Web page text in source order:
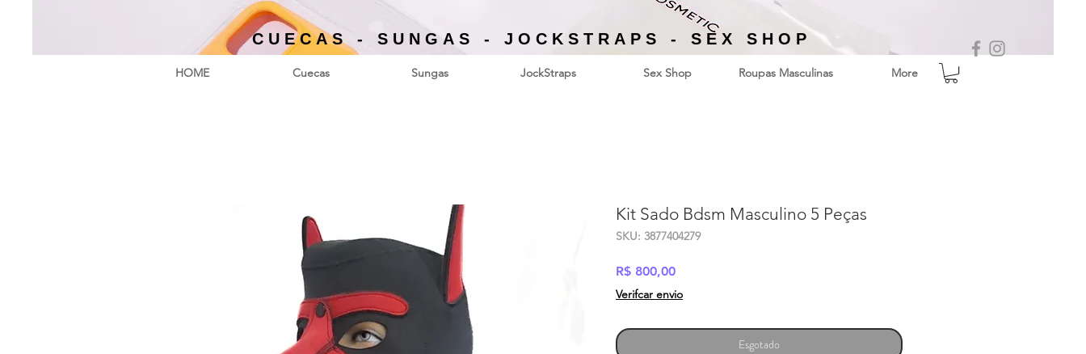
CUECAS - SUNGAS - JOCKSTRAPS - SEX SHOP
HOME Cuecas Sungas JockStraps Sex Shop Roupas Masculinas More
Kit Sado Bdsm Masculino 5 Peças
SKU: 3877404279
R$ 800,00Preço
Verifcar envio
Esgotado